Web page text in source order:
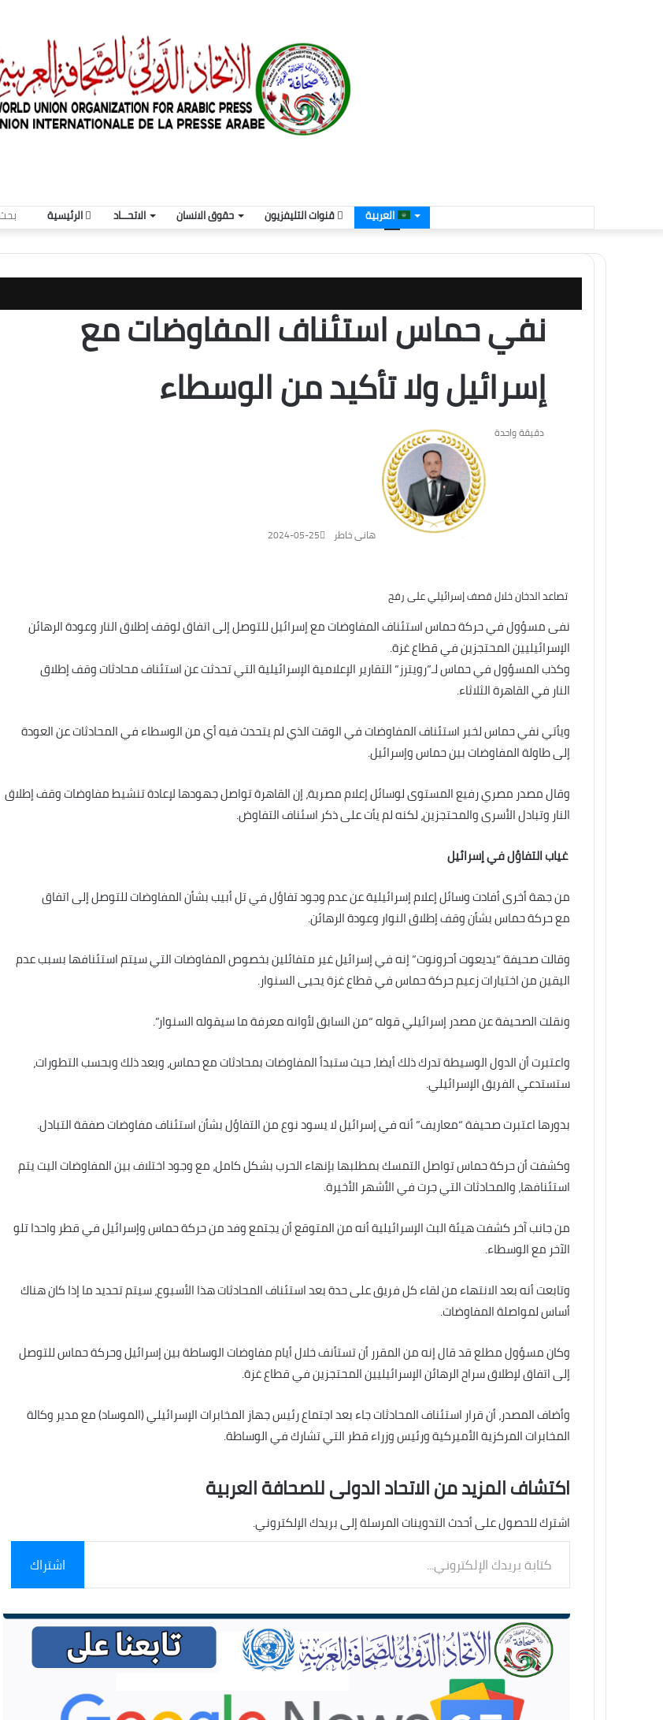
الرئيسية الاتحـــاد حقوق الانسان قنوات التليفزيون العربية
بحث
نفي حماس استئناف المفاوضات مع
إسرائيل ولا تأكيد من الوسطاء
هانى خاطر 2024-05-25
دقيقة واحدة
تصاعد الدخان خلال قصف إسرائيلي على رفح
نفى مسؤول في حركة حماس استئناف المفاوضات مع إسرائيل للتوصل إلى اتفاق لوقف إطلاق النار وعودة الرهائن
الإسرائيليين المحتجزين في قطاع غزة.
وكذب المسؤول في حماس لـ”رويترز” التقارير الإعلامية الإسرائيلية التي تحدثت عن استئناف محادثات وقف إطلاق
النار في القاهرة الثلاثاء.
ويأتي نفي حماس لخبر استئناف المفاوضات في الوقت الذي لم يتحدث فيه أي من الوسطاء في المحادثات عن العودة
إلى طاولة المفاوضات بين حماس وإسرائيل.
وقال مصدر مصري رفيع المستوى لوسائل إعلام مصرية، إن القاهرة تواصل جهودها لإعادة تنشيط مفاوضات وقف إطلاق
النار وتبادل الأسرى والمحتجزين، لكنه لم يأت على ذكر اسئناف التفاوض.
غياب التفاؤل في إسرائيل
من جهة أخرى أفادت وسائل إعلام إسرائيلية عن عدم وجود تفاؤل في تل أبيب بشأن المفاوضات للتوصل إلى اتفاق
مع حركة حماس بشأن وقف إطلاق النوار وعودة الرهائن.
وقالت صحيفة “يديعوت أحرونوت” إنه في إسرائيل غير متفائلين بخصوص المفاوضات التي سيتم استئنافها بسبب عدم
اليقين من اختيارات زعيم حركة حماس في قطاع غزة يحيى السنوار.
ونقلت الصحيفة عن مصدر إسرائيلي قوله “من السابق لأوانه معرفة ما سيقوله السنوار”.
واعتبرت أن الدول الوسيطة تدرك ذلك أيضا، حيث ستبدأ المفاوضات بمحادثات مع حماس، وبعد ذلك وبحسب التطورات،
ستستدعي الفريق الإسرائيلي.
بدورها اعتبرت صحيفة “معاريف” أنه في إسرائيل لا يسود نوع من التفاؤل بشأن استئناف مفاوضات صفقة التبادل.
وكشفت أن حركة حماس تواصل التمسك بمطلبها بإنهاء الحرب بشكل كامل، مع وجود اختلاف بين المفاوضات اليت يتم
استئنافها، والمحادثات التي جرت في الأشهر الأخيرة.
من جانب آخر كشفت هيئة البث الإسرائيلية أنه من المتوقع أن يجتمع وفد من حركة حماس وإسرائيل في قطر واحدا تلو
الآخر مع الوسطاء.
وتابعت أنه بعد الانتهاء من لقاء كل فريق على حدة بعد استئناف المحادثات هذا الأسبوع، سيتم تحديد ما إذا كان هناك
أساس لمواصلة المفاوضات.
وكان مسؤول مطلع قد قال إنه من المقرر أن تستأنف خلال أيام مفاوضات الوساطة بين إسرائيل وحركة حماس للتوصل
إلى اتفاق لإطلاق سراح الرهائن الإسرائيليين المحتجزين في قطاع غزة.
وأضاف المصدر، أن قرار استئناف المحادثات جاء بعد اجتماع رئيس جهاز المخابرات الإسرائيلي (الموساد) مع مدير وكالة
المخابرات المركزية الأميركية ورئيس وزراء قطر التي تشارك في الوساطة.
اكتشاف المزيد من الاتحاد الدولى للصحافة العربية
اشترك للحصول على أحدث التدوينات المرسلة إلى بريدك الإلكتروني.
الإلكتروني...
اشتراك